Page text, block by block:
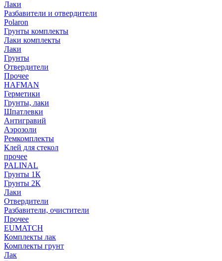
Лаки
Разбавители и отвердители
Polaron
Грунты комплекты
Лаки комплекты
Лаки
Грунты
Отвердители
Прочее
HAFMAN
Герметики
Грунты, лаки
Шпатлевки
Антигравий
Аэрозоли
Ремкомплекты
Клей для стекол
прочее
PALINAL
Грунты 1К
Грунты 2К
Лаки
Отвердители
Разбавители, очистители
Прочее
EUMATCH
Комплекты лак
Комплекты грунт
Лак